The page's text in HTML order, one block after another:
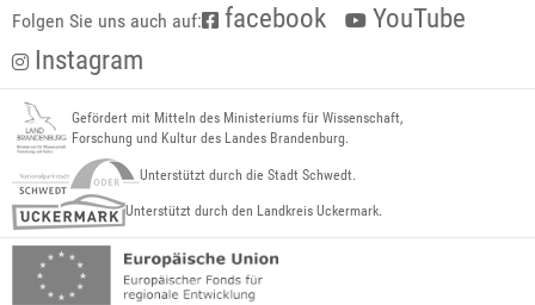
Folgen Sie uns auch auf: facebook
YouTube
Instagram
Gefördert mit Mitteln des Ministeriums für Wissenschaft,
Forschung und Kultur des Landes Brandenburg.
Unterstützt durch die Stadt Schwedt.
Unterstützt durch den Landkreis Uckermark.